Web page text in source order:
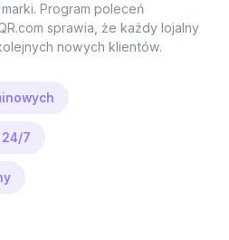
Program poleceń
sprawia, że każdy lojalny
nowych klientów.
7